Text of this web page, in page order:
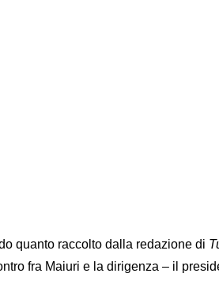
quanto raccolto dalla redazione di
fra Maiuri e la dirigenza – il